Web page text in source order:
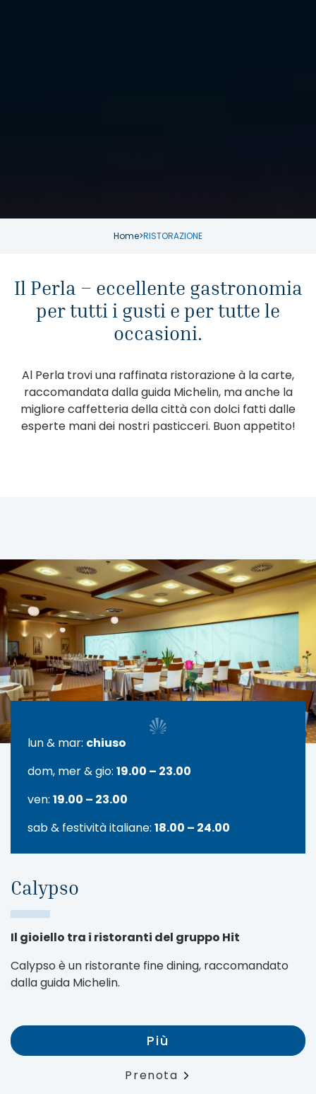
Home>RISTORAZIONE
Il Perla – eccellente gastronomia
per tutti i gusti e per tutte le
occasioni.
Al Perla trovi una raffinata ristorazione à la carte,
raccomandata dalla guida Michelin, ma anche la
migliore caffetteria della città con dolci fatti dalle
esperte mani dei nostri pasticceri. Buon appetito!
lun & mar: chiuso
dom, mer & gio: 19.00 – 23.00
ven: 19.00 – 23.00
sab & festività italiane: 18.00 – 24.00
Calypso
Il gioiello tra i ristoranti del gruppo Hit
Calypso è un ristorante fine dining, raccomandato
dalla guida Michelin.
Più
Prenota